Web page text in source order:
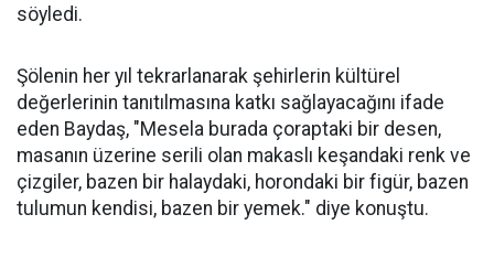
söyledi.
Şölenin her yıl tekrarlanarak şehirlerin kültürel
değerlerinin tanıtılmasına katkı sağlayacağını ifade
eden Baydaş, "Mesela burada çoraptaki bir desen,
masanın üzerine serili olan makaslı keşandaki renk ve
çizgiler, bazen bir halaydaki, horondaki bir figür, bazen
tulumun kendisi, bazen bir yemek." diye konuştu.